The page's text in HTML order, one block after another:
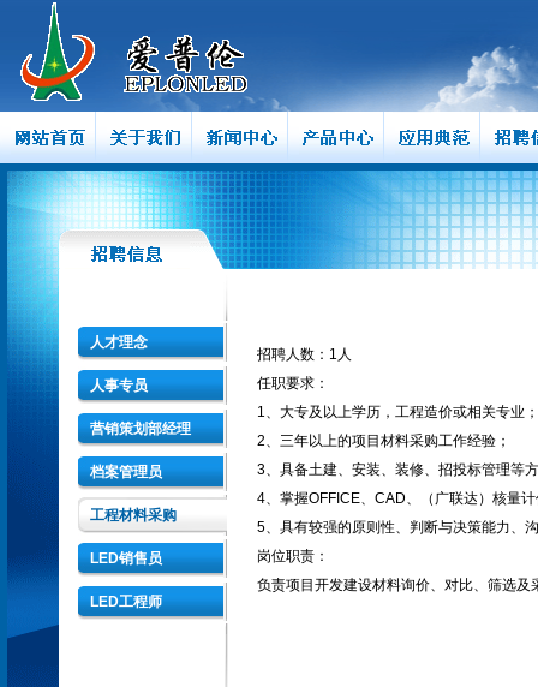
人才理念
人事专员
营销策划部经理
档案管理员
工程材料采购
LED销售员
LED工程师
招聘人数：1人
任职要求：
1、大专及以上学历，工程造价或相关专业；
2、三年以上的项目材料采购工作经验；
3、具备土建、安装、装修、招投标管理等
4、掌握OFFICE、CAD、（广联达）核量
5、具有较强的原则性、判断与决策能力、
岗位职责：
负责项目开发建设材料询价、对比、筛选及